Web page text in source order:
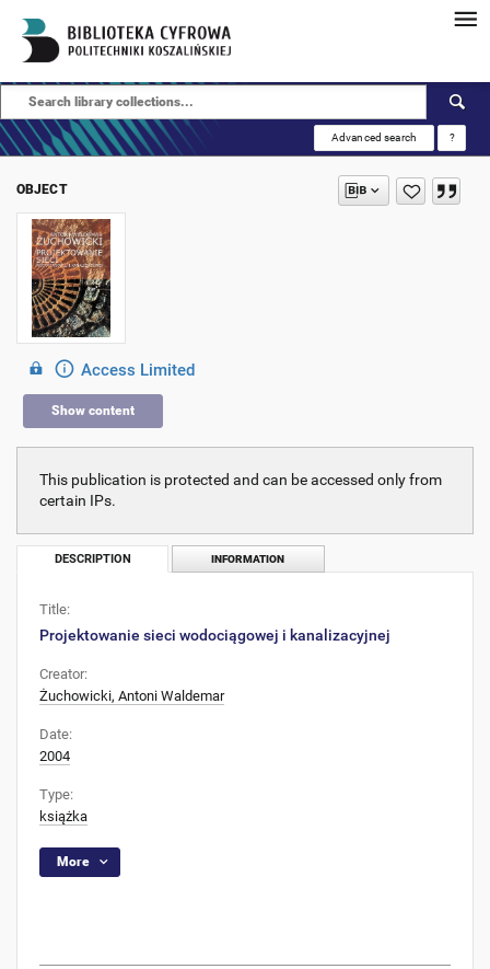
Advanced search ?
OBJECT
Access Limited
Show content
This publication is protected and can be accessed only from
certain IPs.
DESCRIPTION INFORMATION
Title:
Projektowanie sieci wodociągowej i kanalizacyjnej
Creator:
Żuchowicki, Antoni Waldemar
Date:
2004
Type:
książka
More